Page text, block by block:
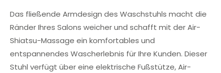
Das fließende Armdesign des Waschstuhls macht die
Ränder Ihres Salons weicher und schafft mit der Air-
Shiatsu-Massage ein komfortables und
entspannendes Wascherlebnis für Ihre Kunden. Dieser
Stuhl verfügt über eine elektrische Fußstütze, Air-